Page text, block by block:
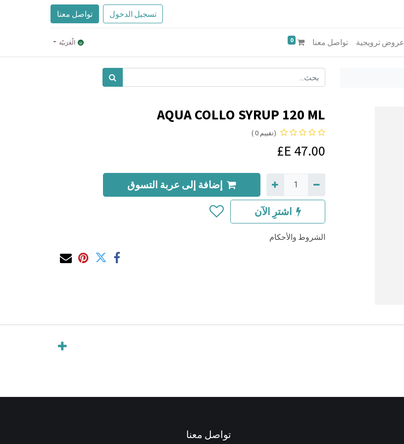
تسجيل الدخول تواصل معنا
عروض ترويجية تواصل معنا 0 الْعَرَبيّة
AQUA COLLO SYRUP 120 ML
(تقييم 0 )
47.00
إضافة إلى عربة التسوق
اشترِ الآن
الشروط والأحكام
تواصل معنا